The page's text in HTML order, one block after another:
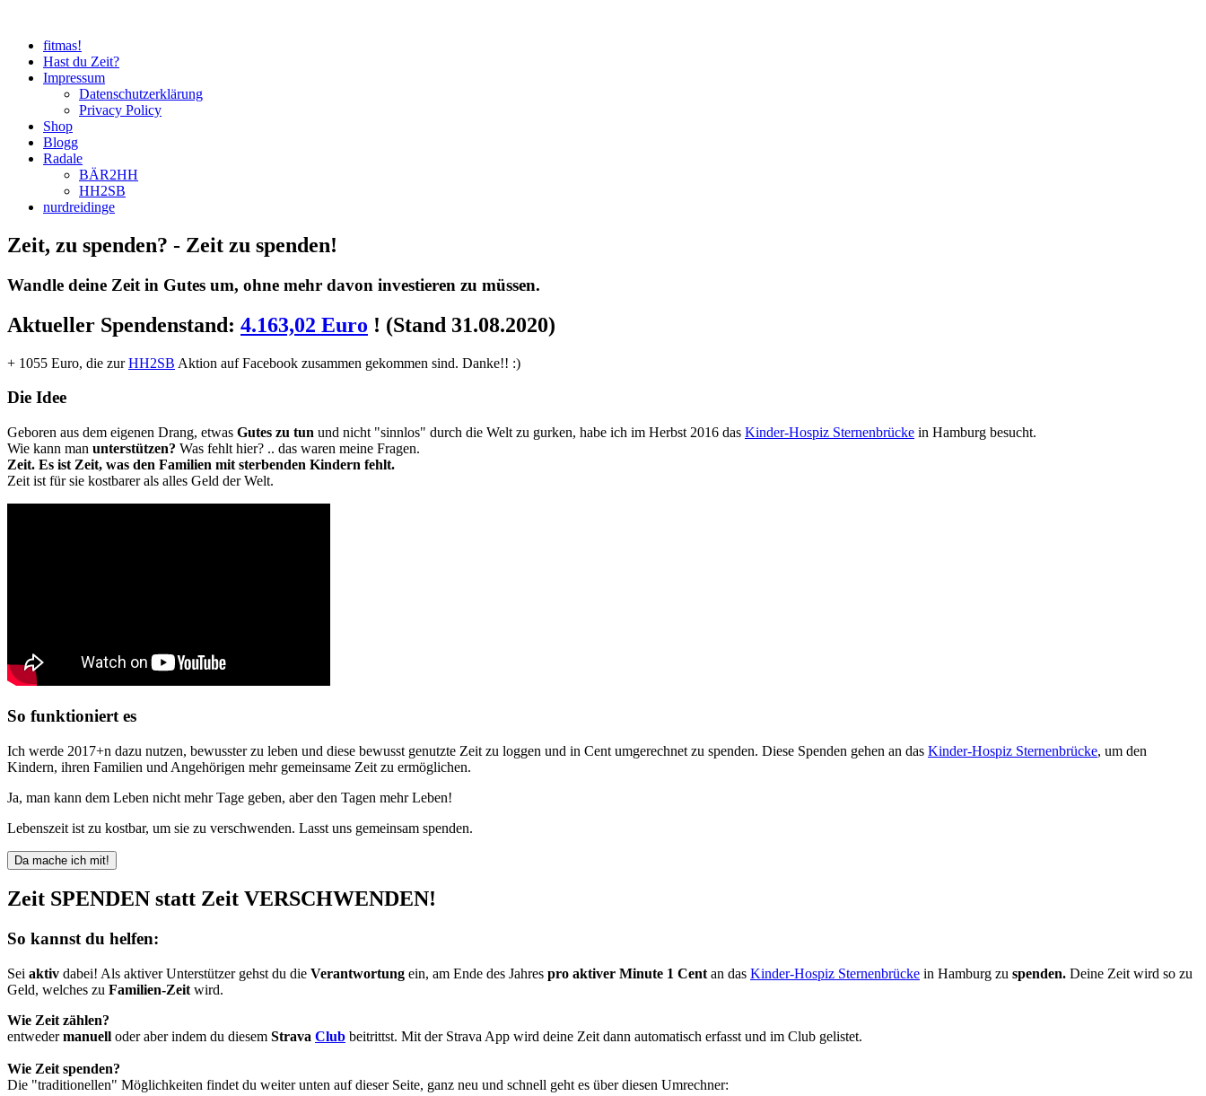
fitmas!
Hast du Zeit?
Impressum
Datenschutzerklärung
Privacy Policy
Shop
Blogg
Radale
BÄR2HH
HH2SB
nurdreidinge
Zeit, zu spenden? - Zeit zu spenden!
Wandle deine Zeit in Gutes um, ohne mehr davon investieren zu müssen.
Aktueller Spendenstand: 4.163,02 Euro ! (Stand 31.08.2020)
+ 1055 Euro, die zurHH2SB Aktion auf Facebook zusammen gekommen sind. Danke!! :)
Die Idee
Geboren aus dem eigenen Drang, etwas Gutes zu tun und nicht "sinnlos" durch die Welt zu gurken, habe ich im Herbst 2016 das Kinder-Hospiz Sternenbrücke in Hamburg besucht.
Wie kann man unterstützen? Was fehlt hier? .. das waren meine Fragen.
Zeit. Es ist Zeit, was den Familien mit sterbenden Kindern fehlt.
Zeit ist für sie kostbarer als alles Geld der Welt.
So funktioniert es
Ich werde 2017+n dazu nutzen, bewusster zu leben und diese bewusst genutzte Zeit zu loggen und in Cent umgerechnet zu spenden. Diese Spenden gehen an das Kinder-Hospiz Sternenbrücke, um den
Kindern, ihren Familien und Angehörigen mehr gemeinsame Zeit zu ermöglichen.
Ja, man kann dem Leben nicht mehr Tage geben, aber den Tagen mehr Leben!
Lebenszeit ist zu kostbar, um sie zu verschwenden. Lasst uns gemeinsam spenden.
Da mache ich mit!
Zeit SPENDEN statt Zeit VERSCHWENDEN!
So kannst du helfen:
Sei aktiv dabei! Als aktiverUnterstützer gehst du die Verantwortung ein, am Ende des Jahres pro aktiver Minute 1 Cent an das Kinder-Hospiz Sternenbrücke in Hamburg zu spenden. Deine Zeit wird so zu
Geld, welches zu Familien-Zeit wird.
Wie Zeit zählen?
entwedermanuell oder aber indem du diesem Strava Club beitrittst. Mit der Strava App wird deine Zeit dann automatisch erfasst und im Club gelistet.
Wie Zeit spenden?
Die "traditionellen" Möglichkeiten findet du weiter unten auf dieser Seite, ganz neu und schnell geht es über diesen Umrechner: